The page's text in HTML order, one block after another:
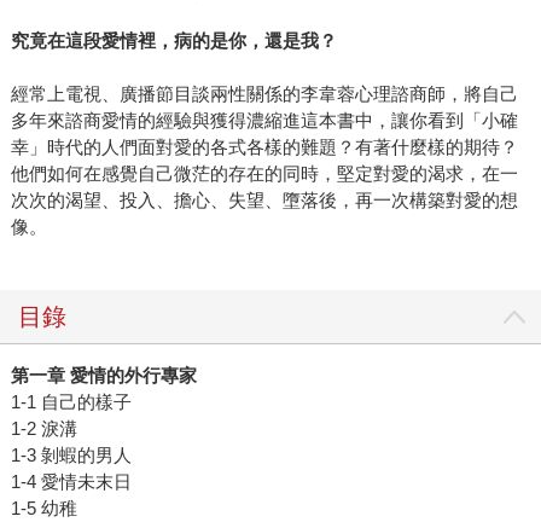
究竟在這段愛情裡，病的是你，還是我？
經常上電視、廣播節目談兩性關係的李韋蓉心理諮商師，將自己
多年來諮商愛情的經驗與獲得濃縮進這本書中，讓你看到「小確
幸」時代的人們面對愛的各式各樣的難題？有著什麼樣的期待？
他們如何在感覺自己微茫的存在的同時，堅定對愛的渴求，在一
次次的渴望、投入、擔心、失望、墮落後，再一次構築對愛的想
像。
目錄
第一章 愛情的外行專家
1-1 自己的樣子
1-2 淚溝
1-3 剝蝦的男人
1-4 愛情未末日
1-5 幼稚